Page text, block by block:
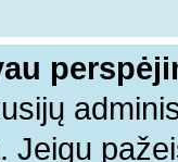
Jeigu